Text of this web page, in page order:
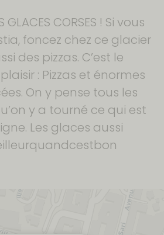
GLACES CORSES ! Si vous
foncez chez ce glacier
des pizzas. C’est le
: Pizzas et énormes
On y pense tous les
y a tourné ce qui est
Les glaces aussi